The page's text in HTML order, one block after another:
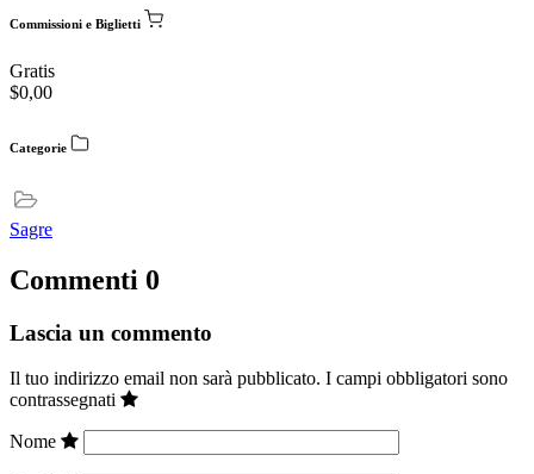
Commissioni e Biglietti
Gratis
$0,00
Categorie
Sagre
Commenti 0
Lascia un commento
Il tuo indirizzo email non sarà pubblicato. I campi obbligatori sono
contrassegnati
Nome